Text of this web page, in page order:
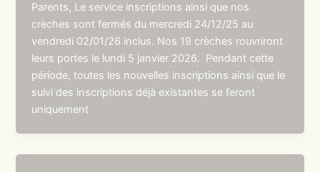
Parents, Le service inscriptions ainsi que nos
crèches sont fermés du mercredi 24/12/25 au
vendredi 02/01/26 inclus. Nos 19 crèches rouvriront
leurs portes le lundi 5 janvier 2026. Pendant cette
période, toutes les nouvelles inscriptions ainsi que le
suivi des inscriptions déjà existantes se feront
uniquement